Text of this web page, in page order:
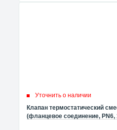
Уточнить о наличии
Клапан термостатический
(фланцевое соединение, PN6,